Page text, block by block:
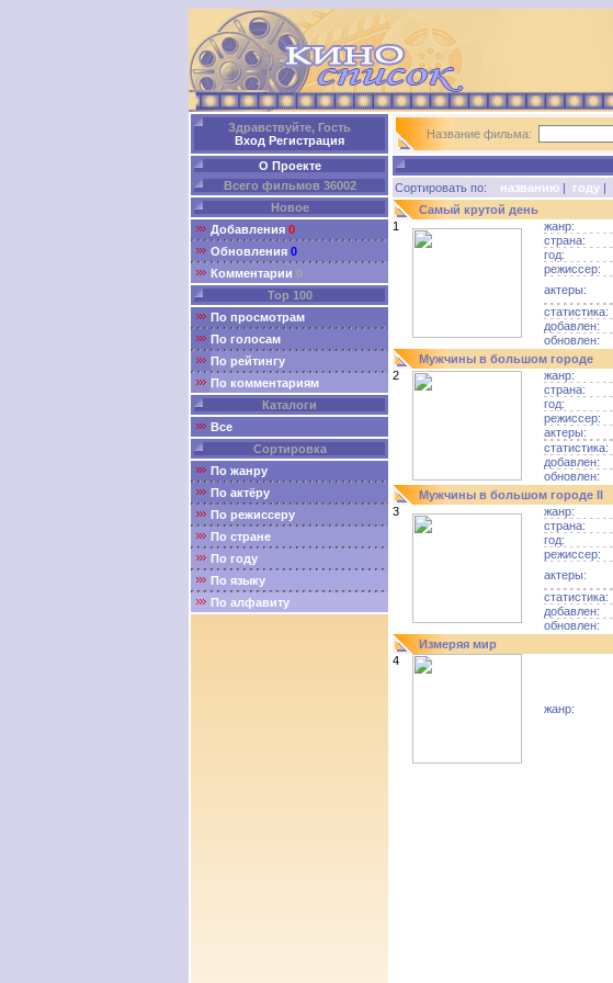
Здравствуйте, Гость
Вход Регистрация
О Проекте
Всего фильмов 36002
Новое
Добавления 0
Обновления 0
Комментарии 0
Top 100
По просмотрам
По голосам
По рейтингу
По комментариям
Каталоги
Все
Сортировка
По жанру
По актёру
По режиссеру
По стране
По году
По языку
По алфавиту
Название фильма:
Сортировать по: названию | году |
Самый крутой день
1
жанр:
страна:
год:
режиссер:
актеры:
статистика:
добавлен:
обновлен:
Мужчины в большом городе
2
жанр:
страна:
год:
режиссер:
актеры:
статистика:
добавлен:
обновлен:
Мужчины в большом городе II
3
жанр:
страна:
год:
режиссер:
актеры:
статистика:
добавлен:
обновлен:
Измеряя мир
4
жанр: